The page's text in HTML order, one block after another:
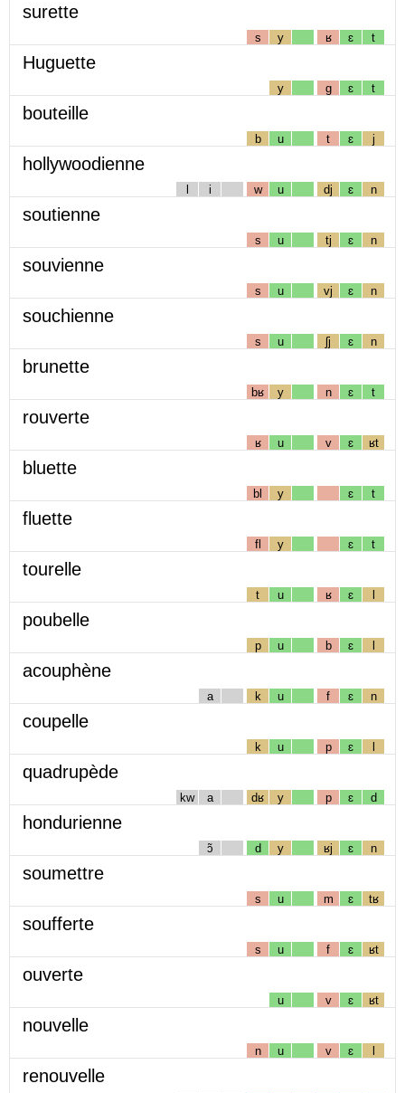
surette
s y ʁ ɛ t
Huguette
y g ɛ t
bouteille
b u t ɛ j
hollywoodienne
l i w u dj ɛ n
soutienne
s u tj ɛ n
souvienne
s u vj ɛ n
souchienne
s u ʃj ɛ n
brunette
bʁ y n ɛ t
rouverte
ʁ u v ɛ ʁt
bluette
bl y ɛ t
fluette
fl y ɛ t
tourelle
t u ʁ ɛ l
poubelle
p u b ɛ l
acouphène
a k u f ɛ n
coupelle
k u p ɛ l
quadrupède
kw a dʁ y p ɛ d
hondurienne
ɔ̃ d y ʁj ɛ n
soumettre
s u m ɛ tʁ
soufferte
s u f ɛ ʁt
ouverte
u v ɛ ʁt
nouvelle
n u v ɛ l
renouvelle